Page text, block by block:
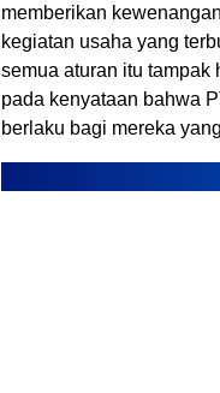
memberikan
kegiatan usaha yang
semua aturan itu
pada kenyataan bahwa
berlaku bagi mereka